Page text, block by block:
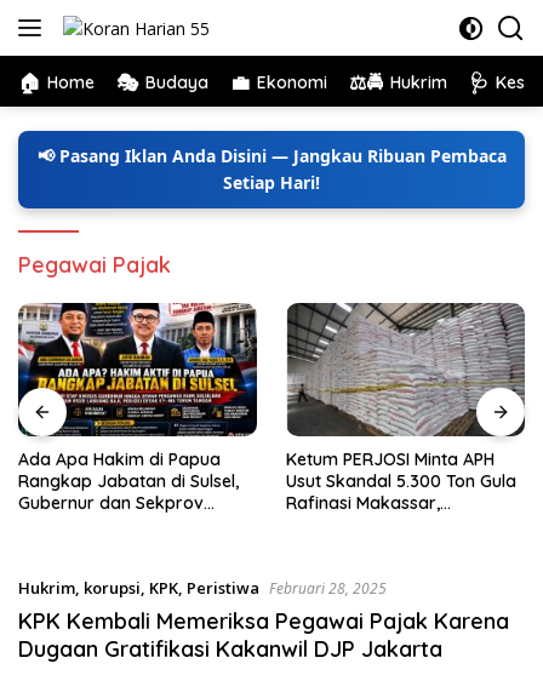
Langsung
🏠 Home 🎭 Budaya 💼 Ekonomi ⚖️🚔 Hukrim 🩺
📢 Pasang Iklan Anda Disini — Jangkau Ribuan Pembaca
Setiap Hari!
Pegawai Pajak
Ada Apa Hakim di Papua
Rangkap Jabatan di Sulsel,
Gubernur dan Sekprov
Ketum PERJOSI Minta APH
Usut Skandal 5.300 Ton Gula
Rafinasi Makassar,
Hukrim, korupsi, KPK, Peristiwa Februari 28, 2025
KPK Kembali Memeriksa Pegawai Pajak Karena
Dugaan Gratifikasi Kakanwil DJP Jakarta